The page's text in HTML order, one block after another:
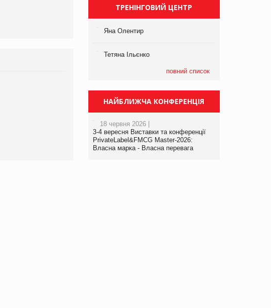
Брагина Людмила
Просування компанії на
www.trademaster.ua.
правила. Особливості.
ТРЕНІНГОВИЙ ЦЕНТР
Яна Олентир
Тетяна Ільєнко
повний список
НАЙБЛИЖЧА КОНФЕРЕНЦІЯ
18 червня 2026 |
3-4 вересня Виставки та конференції
PrivateLabel&FMCG Master-2026:
Власна марка - Власна перевага